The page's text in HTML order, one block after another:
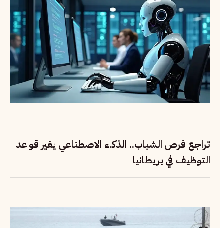
تراجع فرص الشباب.. الذكاء الاصطناعي يغير قواعد
التوظيف في بريطانيا